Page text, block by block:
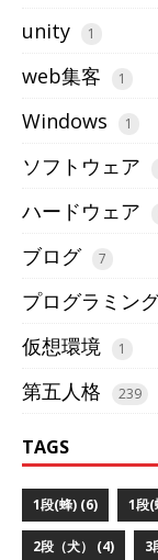
unity 1
web集客 1
Windows 1
ソフトウェア
ハードウェア
ブログ 7
プログラミン
仮想環境 1
第五人格 239
TAGS
1段(蜂) (6) 1段(
2段（犬） (4) 3